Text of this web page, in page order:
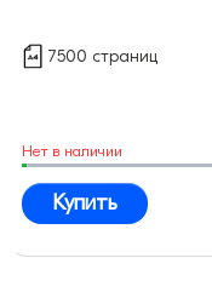
7500 страниц
Нет в наличии
Купить